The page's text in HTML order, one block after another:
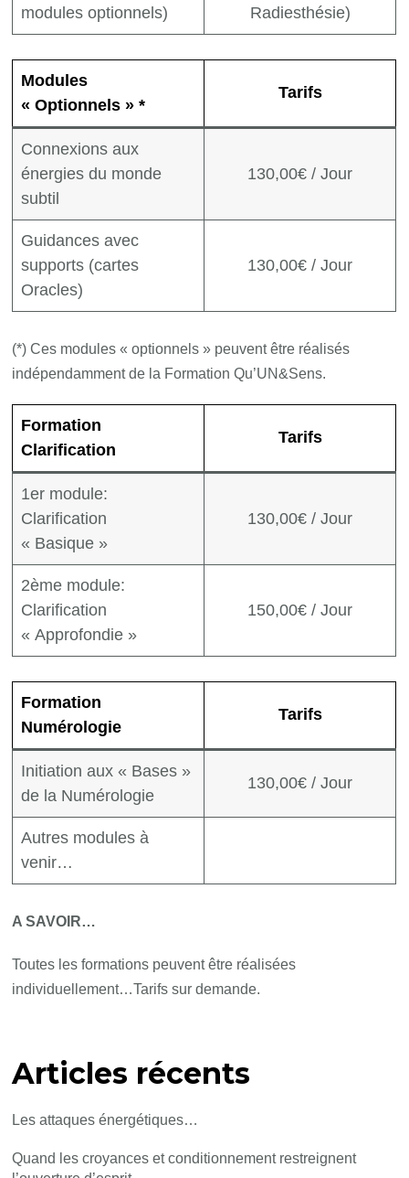
modules optionnels)
Radiesthésie)
Modules
« Optionnels » *
Tarifs
Connexions aux
énergies du monde
subtil
130,00€ / Jour
Guidances avec
supports (cartes
Oracles)
130,00€ / Jour
(*) Ces modules « optionnels » peuvent être réalisés
indépendamment de la Formation Qu’UN&Sens.
Formation
Clarification
Tarifs
1er module:
Clarification
« Basique »
130,00€ / Jour
2ème module:
Clarification
« Approfondie »
150,00€ / Jour
Formation
Numérologie
Tarifs
Initiation aux « Bases »
de la Numérologie
130,00€ / Jour
Autres modules à
venir…
A SAVOIR…
Toutes les formations peuvent être réalisées
individuellement…Tarifs sur demande.
Articles récents
Les attaques énergétiques…
Quand les croyances et conditionnement restreignent